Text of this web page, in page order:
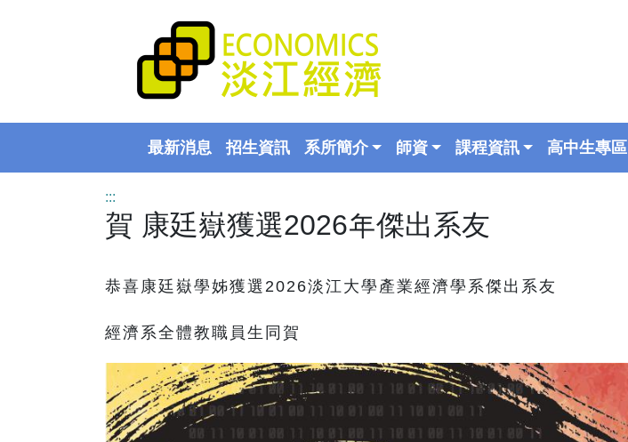
最新消息 招生資訊 系所簡介 師資 課程資訊 高中生專區
:::
賀 康廷嶽獲選2026年傑出系友
恭喜康廷嶽學姊獲選2026淡江大學產業經濟學系傑出系友
經濟系全體教職員生同賀